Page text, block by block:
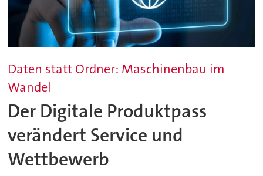
Daten statt Ordner: Maschinenbau im
Wandel
Der Digitale Produktpass
verändert Service und
Wettbewerb